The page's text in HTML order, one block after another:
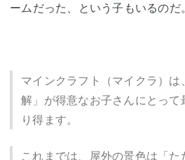
ームだった、という子もいるのだ。
マインクラフト（マイクラ）
解」が得意なお子さんにとって
り得ます。
これまでは、屋外の景色は「